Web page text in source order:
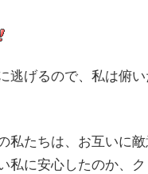
逃げるので、私は俯
私たちは、お互いに
私に安心したのか、